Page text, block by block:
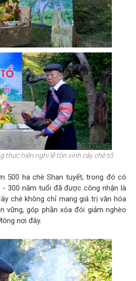
thực hiện nghi lễ tôn vinh cây chè tổ.
500 ha chè Shan tuyết, trong đó có
- 300 năm tuổi đã được công nhận là
chè không chỉ mang giá trị văn hóa
vững, góp phần xóa đói giảm nghèo
nơi đây.